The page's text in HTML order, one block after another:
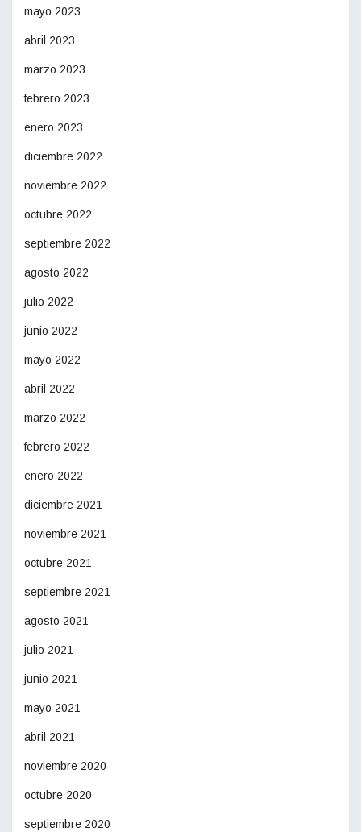
mayo 2023
abril 2023
marzo 2023
febrero 2023
enero 2023
diciembre 2022
noviembre 2022
octubre 2022
septiembre 2022
agosto 2022
julio 2022
junio 2022
mayo 2022
abril 2022
marzo 2022
febrero 2022
enero 2022
diciembre 2021
noviembre 2021
octubre 2021
septiembre 2021
agosto 2021
julio 2021
junio 2021
mayo 2021
abril 2021
noviembre 2020
octubre 2020
septiembre 2020